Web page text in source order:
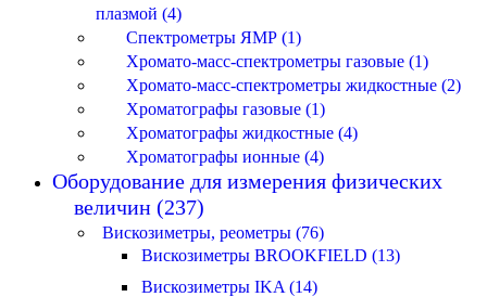
плазмой (4)
Спектрометры ЯМР (1)
Хромато-масс-спектрометры газовые (1)
Хромато-масс-спектрометры жидкостные (2)
Хроматографы газовые (1)
Хроматографы жидкостные (4)
Хроматографы ионные (4)
Оборудование для измерения физических
величин (237)
Вискозиметры, реометры (76)
Вискозиметры BROOKFIELD (13)
Вискозиметры IKA (14)